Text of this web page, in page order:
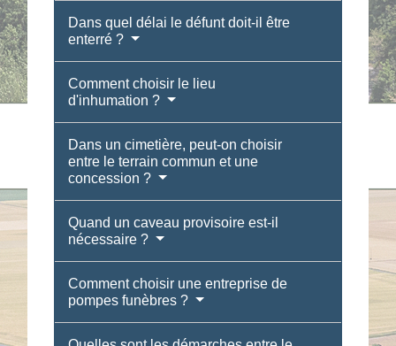
Dans quel délai le défunt doit-il être
enterré ?
Comment choisir le lieu
d'inhumation ?
Dans un cimetière, peut-on choisir
entre le terrain commun et une
concession ?
Quand un caveau provisoire est-il
nécessaire ?
Comment choisir une entreprise de
pompes funèbres ?